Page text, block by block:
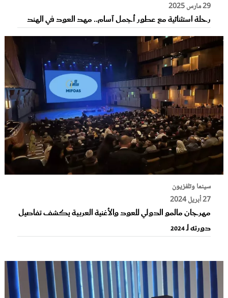
29 مارس 2025
رحلة استثنائية مع عطور أجمل آسام.. مهد العود في الهند
سينما وتلفزيون
27 أبريل 2024
مهرجان مالمو الدولي للعود والأغنية العربية يكشف تفاصيل
دورته لـ 2024